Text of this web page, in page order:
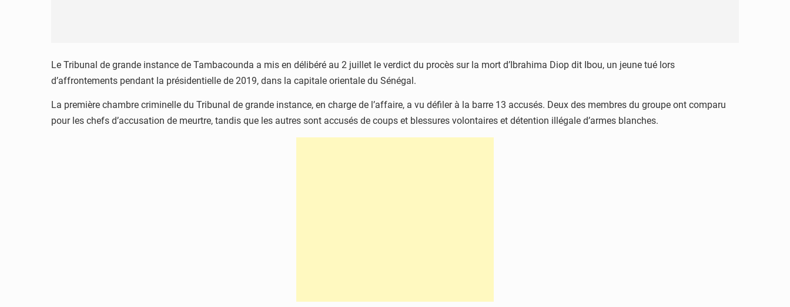
Le Tribunal de grande instance de Tambacounda a mis en délibéré au 2 juillet le verdict du procès sur la mort d’Ibrahima Diop dit Ibou, un jeune tué lors
d’affrontements pendant la présidentielle de 2019, dans la capitale orientale du Sénégal.
La première chambre criminelle du Tribunal de grande instance, en charge de l’affaire, a vu défiler à la barre 13 accusés. Deux des membres du groupe ont comparu
pour les chefs d’accusation de meurtre, tandis que les autres sont accusés de coups et blessures volontaires et détention illégale d’armes blanches.